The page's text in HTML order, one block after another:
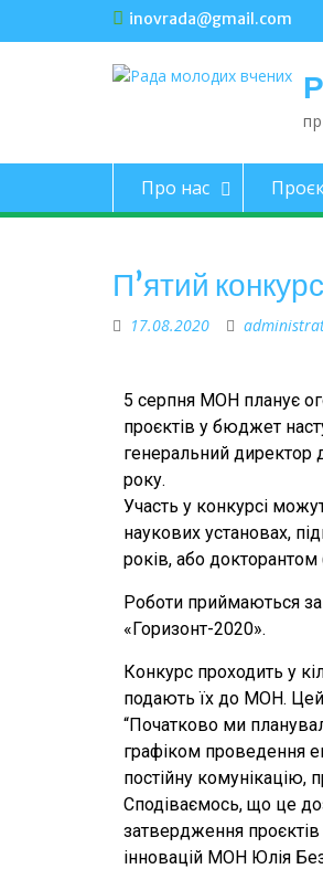
inovrada@gmail.com
Про нас
П’ятий
17.08.2020
5 серпня МОН планує
проєктів у бюджет
генеральний директор
року.
Участь у конкурсі
наукових установах,
років, або
Роботи приймаються за
«Горизонт-2020».
Конкурс проходить у
подають їх до МОН. Цей
“Початково ми
графіком проведення
постійну комунікацію,
Сподіваємось, що це
затвердження
інновацій МОН Юлія